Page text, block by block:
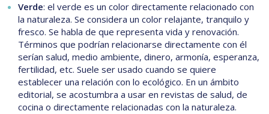
Verde: el verde es un color directamente relacionado con
la naturaleza. Se considera un color relajante, tranquilo y
fresco. Se habla de que representa vida y renovación.
Términos que podrían relacionarse directamente con él
serían salud, medio ambiente, dinero, armonía, esperanza,
fertilidad, etc. Suele ser usado cuando se quiere
establecer una relación con lo ecológico. En un ámbito
editorial, se acostumbra a usar en revistas de salud, de
cocina o directamente relacionadas con la naturaleza.